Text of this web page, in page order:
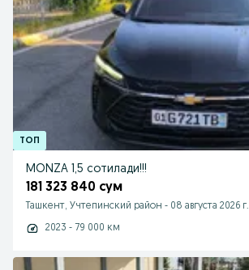
MONZA 1,5 сотилади!!!
181 323 840 сум
Ташкент, Учтепинский район - 08 августа 2026 г.
2023 - 79 000 км